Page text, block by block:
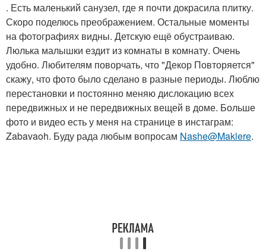
. Есть маленький санузел, где я почти докрасила плитку.
Скоро поделюсь преображением. Остальные моменты
на фотографиях видны. Детскую ещё обустраиваю.
Люлька малышки ездит из комнаты в комнату. Очень
удобно. Любителям поворчать, что "Декор Повторяется"
скажу, что фото было сделано в разные периоды. Люблю
перестановки и постоянно меняю дислокацию всех
передвижных и не передвижных вещей в доме. Больше
фото и видео есть у меня на странице в инстаграм:
Zabavaoh. Буду рада любым вопросам Nashe@Maklere.